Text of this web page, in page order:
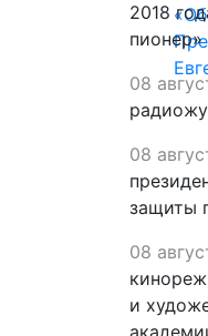
2018
08
08
защиты
08
и